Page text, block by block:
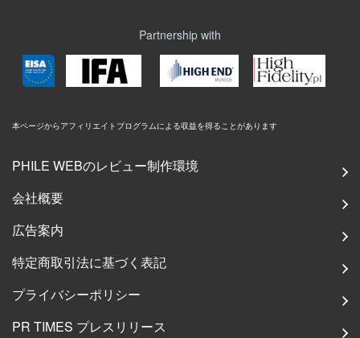
Partnership with
本ページからアフィリエイトプログラムによる収益を得ることがあります
PHILE WEBのレビュー制作環境
会社概要
広告案内
特定商取引法に基づく表記
プライバシーポリシー
PR TIMES プレスリリース